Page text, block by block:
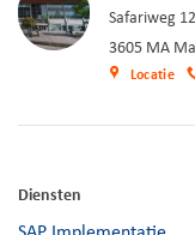
Safariweg 12
3605 MA
Locatie
Diensten